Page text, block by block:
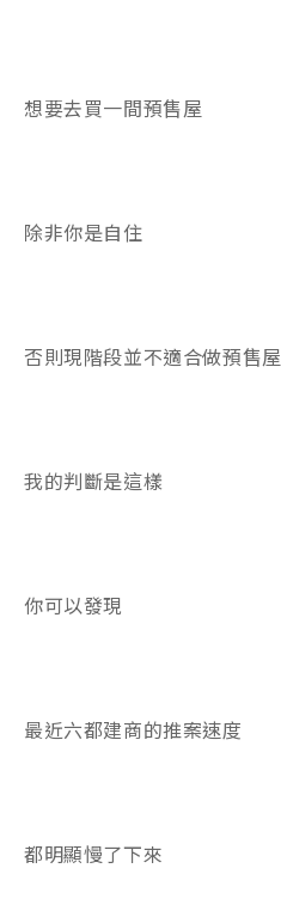
想要去買一間預售屋
除非你是自住
否則現階段並不適合做預售屋
我的判斷是這樣
你可以發現
最近六都建商的推案速度
都明顯慢了下來